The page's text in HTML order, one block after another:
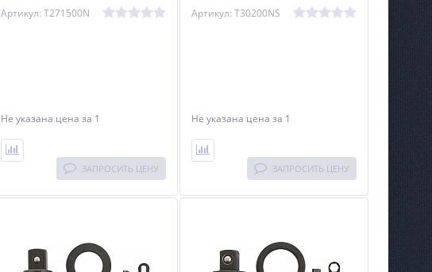
Артикул: T271500N
Не указана цена за 1
ЗАПРОСИТЬ ЦЕНУ
Артикул: T30200NS
Не указана цена за 1
ЗАПРОСИТЬ ЦЕНУ